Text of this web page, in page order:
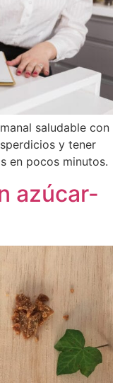
saludable con
y tener
en pocos minutos.
azúcar-